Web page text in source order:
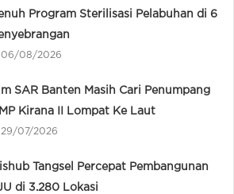
Program Sterilisasi Pelabuhan di 6
06/08/2026
SAR Banten Masih Cari Penumpang
Kirana II Lompat Ke Laut
29/07/2026
Tangsel Percepat Pembangunan
di 3.280 Lokasi